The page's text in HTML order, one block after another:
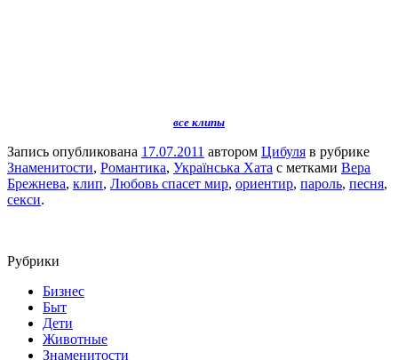
все клипы
Запись опубликована 17.07.2011 автором Цибуля в рубрике
Знаменитости, Романтика, Українська Хата с метками Вера
Брежнева, клип, Любовь спасет мир, ориентир, пароль, песня,
секси.
Рубрики
Бизнес
Быт
Дети
Животные
Знаменитости